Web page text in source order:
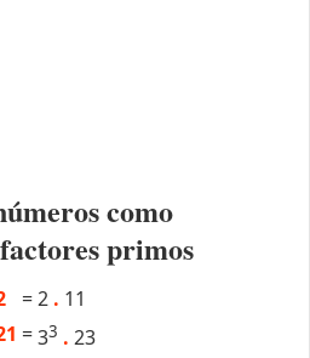
como
primos
=2 . 11
=33 . 23